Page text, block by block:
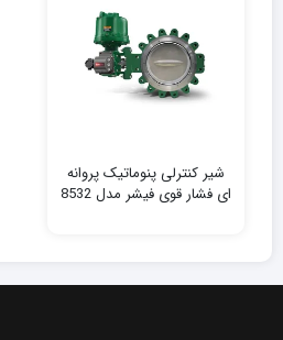
شیر کنترلی پنوماتیک پروانه
ای فشار قوی فیشر مدل 8532